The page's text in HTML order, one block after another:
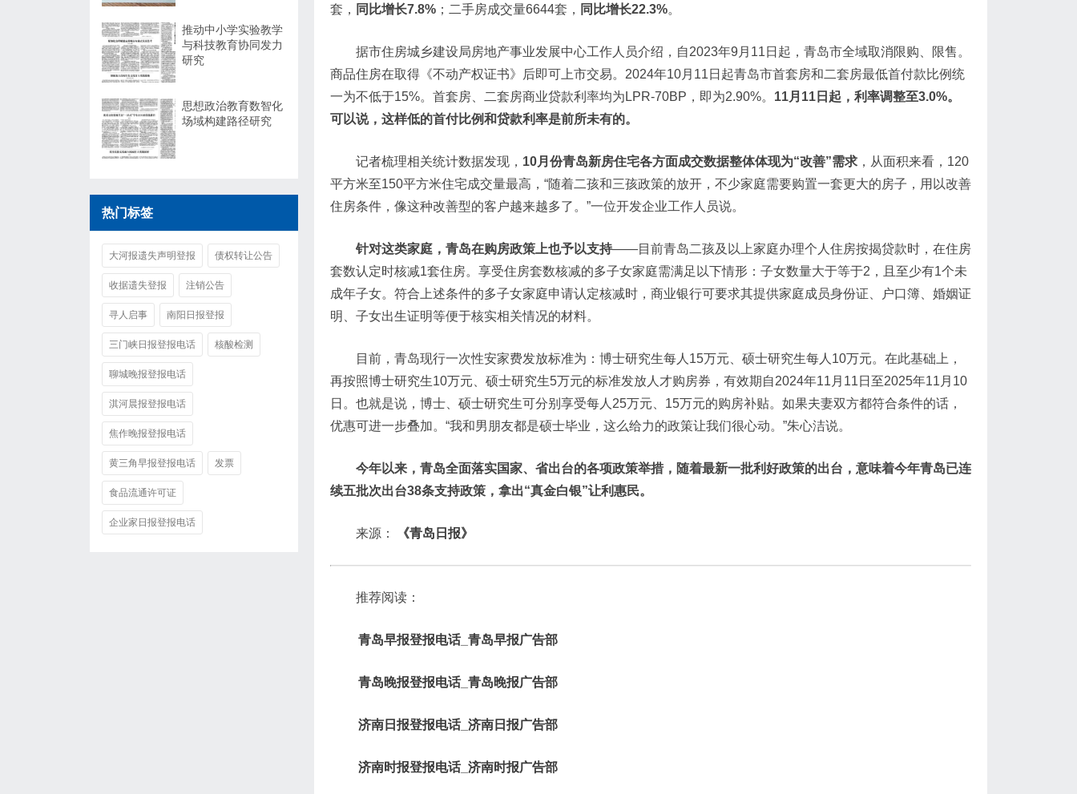
套， 同比增长7.8% ；二手房成交量6644套， 同 比增长22.3%。
据市住房城乡建设局房地产事业发展中心工作人员介绍，自2023年9月11日起，青岛市全域取消限购、限售。
商品住房在取得《不动产权证书》后即可上市交易。2024年10月11日起青岛市首套房和二套房最低首付款比例统
一为不低于15%。首套房、二套房商业贷款利率均为LPR-70BP，即为2.90%。 11月11日起，利率调整至3.0%。
可以说，这样低的首付比例和贷款利率是前所未有的。
记者梳理相关统计数据发现， 10月份青岛新房住宅各方面成交数据整体体现为“改善”需求 ，从面积来看，120
平方米至150平方米住宅成交量最高，“随着二孩和三孩政策的放开，不少家庭需要购置一套更大的房子，用以改善
住房条件，像这种改善型的客户越来越多了。”一位开发企业工作人员说。
针对这类家庭，青岛在购房政策上也予以支持——目前青岛二孩及以上家庭办理个人住房按揭贷款时，在住房
套数认定时核减1套住房。享受住房套数核减的多子女家庭需满足以下情形：子女数量大于等于2，且至少有1个未
成年子女。符合上述条件的多子女家庭申请认定核减时，商业银行可要求其提供家庭成员身份证、户口簿、婚姻证
明、子女出生证明等便于核实相关情况的材料。
目前，青岛现行一次性安家费发放标准为：博士研究生每人15万元、硕士研究生每人10万元。在此基础上，
再按照博士研究生10万元、硕士研究生5万元的标准发放人才购房券，有效期自2024年11月11日至2025年11月10
日。也就是说，博士、硕士研究生可分别享受每人25万元、15万元的购房补贴。如果夫妻双方都符合条件的话，
优惠可进一步叠加。“我和男朋友都是硕士毕业，这么给力的政策让我们很心动。”朱心洁说。
今年以来，青岛全面落实国家、省出台的各项政策举措，随着最新一批利好政策的出台，意味着今年青岛已连
续五批次出台38条支持政策，拿出“真金白银”让利惠民。
来源： 《青岛日报》
推荐阅读：
青岛早报登报电话_青岛早报广告部
青岛晚报登报电话_青岛晚报广告部
济南日报登报电话_济南日报广告部
济南时报登报电话_济南时报广告部
推动中小学实验教学
与科技教育协同发力
研究
思想政治教育数智化
场域构建路径研究
热门标签
大河报遗失声明登报 债权转让公告
收据遗失登报 注销公告
寻人启事 南阳日报登报
三门峡日报登报电话 核酸检测
聊城晚报登报电话
淇河晨报登报电话
焦作晚报登报电话
黄三角早报登报电话 发票
食品流通许可证
企业家日报登报电话